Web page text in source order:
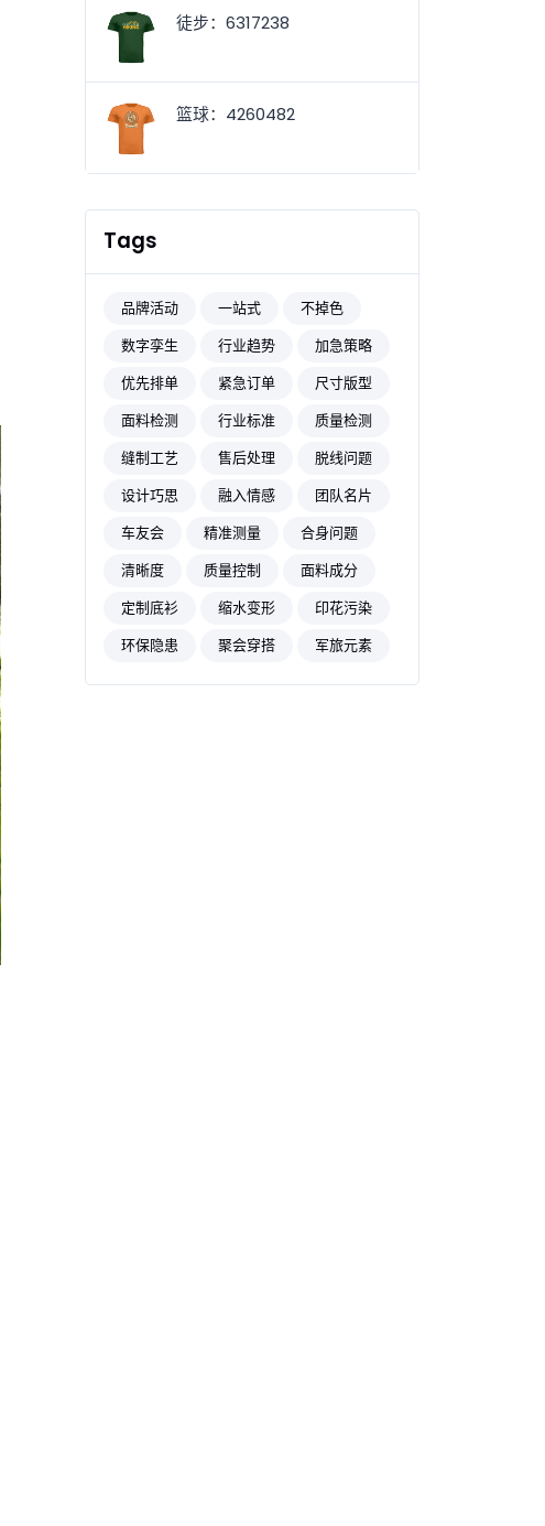
徒步：6317238
篮球：4260482
Tags
品牌活动 一站式
不掉色
数字孪生
行业趋势
加急策略
优先排单
紧急订单
尺寸版型
面料检测
行业标准
质量检测
缝制工艺
售后处理
脱线问题
设计巧思
融入情感
团队名片
车友会
精准测量
合身问题
清晰度
质量控制
面料成分
定制底衫
缩水变形
印花污染
环保隐患
聚会穿搭 军旅元素